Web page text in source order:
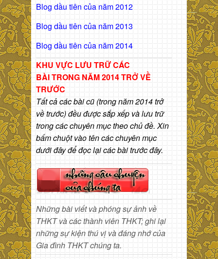
Blog dầu tiên của năm 2012
Blog dầu tiên của năm 2013
Blog dầu tiên của năm 2014
KHU VỰC LƯU TRỮ CÁC
BÀITRONG NĂM 2014 TRỞ VỀ
TRƯỚC
Tất cả các bài cũ (trong năm 2014 trở
về trước) đều được sắp xếp và lưu trữ
trong các chuyên mục theo chủ đề. Xin
bấm chuột vào tên các chuyên mục
dưới đây để đọc lại các bài trước đây.
Những bài viết và phóng sự ảnh về
THKT và các thành viên THKT; ghi lại
những sự kiện thú vị và đáng nhớ của
Gia đình THKT chúng ta.